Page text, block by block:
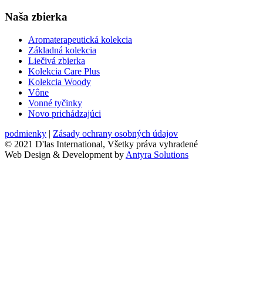
Naša zbierka
Aromaterapeutická kolekcia
Základná kolekcia
Liečivá zbierka
Kolekcia Care Plus
Kolekcia Woody
Vône
Vonné tyčinky
Novo prichádzajúci
podmienky | Zásady ochrany osobných údajov
© 2021 D'las International, Všetky práva vyhradené
Web Design & Development by Antyra Solutions